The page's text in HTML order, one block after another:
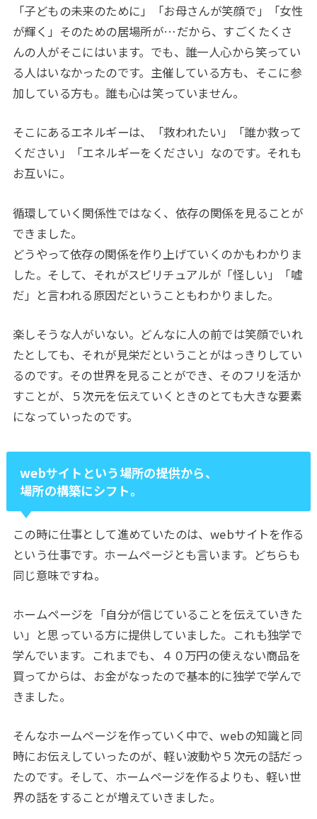
「子どもの未来のために」「お母さんが笑顔で」「女性
が輝く」そのための居場所が…だから、すごくたくさ
んの人がそこにはいます。でも、誰一人心から笑ってい
る人はいなかったのです。主催している方も、そこに参
加している方も。誰も心は笑っていません。
そこにあるエネルギーは、「救われたい」「誰か救って
ください」「エネルギーをください」なのです。それも
お互いに。
循環していく関係性ではなく、依存の関係を見ることが
できました。
どうやって依存の関係を作り上げていくのかもわかりま
した。そして、それがスピリチュアルが「怪しい」「嘘
だ」と言われる原因だということもわかりました。
楽しそうな人がいない。どんなに人の前では笑顔でいれ
たとしても、それが見栄だということがはっきりしてい
るのです。その世界を見ることができ、そのフリを活か
すことが、５次元を伝えていくときのとても大きな要素
になっていったのです。
webサイトという場所の提供から、
場所の構築にシフト。
この時に仕事として進めていたのは、 webサイトを作る
という仕事です。ホームページとも言います。どちらも
同じ意味ですね。
ホームページを「自分が信じていることを伝えていきた
い」と思っている方に提供していました。これも独学で
学んでいます。これまでも、４０万円の使えない商品を
買ってからは、お金がなったので基本的に独学で学んで
きました。
そんなホームページを作っていく中で、webの知識と同
時にお伝えしていったのが、軽い波動や５次元の話だっ
たのです。そして、ホームページを作るよりも、軽い世
界の話をすることが増えていきました。